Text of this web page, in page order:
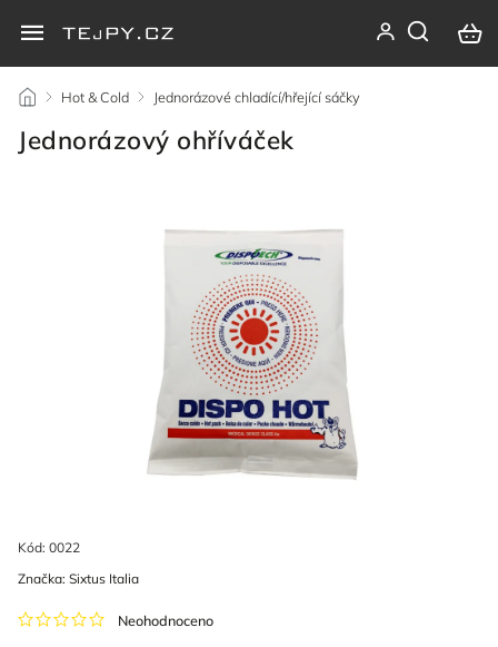
/ Hot & Cold / Jednorázové chladící/hřející sáčky
Jednorázový ohříváček
Kód: 0022
Neohodnoceno
Značka: Sixtus Italia